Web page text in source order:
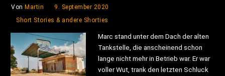
Von Martin
9. September 2020
Short Stories & andere Shorties
Marc stand unter dem Dach der alten
Tankstelle, die anscheinend schon
lange nicht mehr in Betrieb war. Er war
voller Wut, trank den letzten Schluck